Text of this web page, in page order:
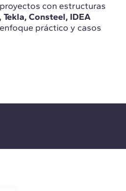
con estructuras
Tekla, Consteel, IDEA
práctico y casos